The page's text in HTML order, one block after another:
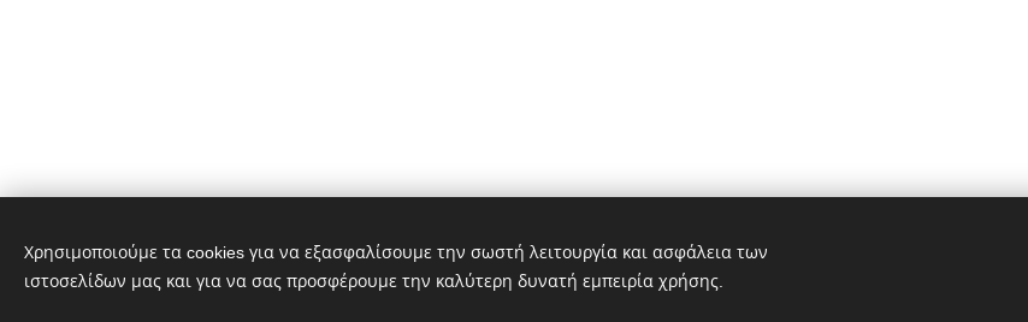
Πολιτικό blog ἐν Λοκροῖς
google.com, pub-1496968882359615, DIRECT, f08c47fec0942fa0
Χρησιμοποιούμε τα cookies για να εξασφαλίσουμε την σωστή λειτουργία και ασφάλεια των
ιστοσελίδων μας και για να σας προσφέρουμε την καλύτερη δυνατή εμπειρία χρήσης.